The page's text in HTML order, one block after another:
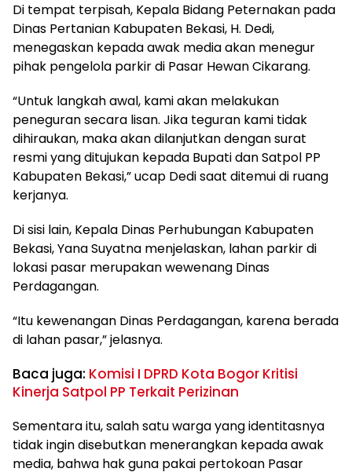
Di tempat terpisah, Kepala Bidang Peternakan pada
Dinas Pertanian Kabupaten Bekasi, H. Dedi,
menegaskan kepada awak media akan menegur
pihak pengelola parkir di Pasar Hewan Cikarang.
“Untuk langkah awal, kami akan melakukan
peneguran secara lisan. Jika teguran kami tidak
dihiraukan, maka akan dilanjutkan dengan surat
resmi yang ditujukan kepada Bupati dan Satpol PP
Kabupaten Bekasi,” ucap Dedi saat ditemui di ruang
kerjanya.
Di sisi lain, Kepala Dinas Perhubungan Kabupaten
Bekasi, Yana Suyatna menjelaskan, lahan parkir di
lokasi pasar merupakan wewenang Dinas
Perdagangan.
“Itu kewenangan Dinas Perdagangan, karena berada
di lahan pasar,” jelasnya.
Baca juga: Komisi I DPRD Kota Bogor Kritisi
Kinerja Satpol PP Terkait Perizinan
Sementara itu, salah satu warga yang identitasnya
tidak ingin disebutkan menerangkan kepada awak
media, bahwa hak guna pakai pertokoan Pasar